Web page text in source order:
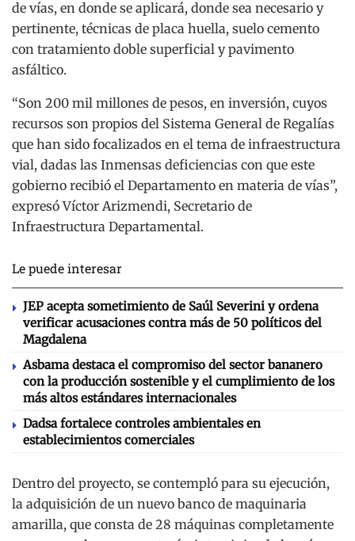
de vías, en donde se aplicará, donde sea necesario y
pertinente, técnicas de placa huella, suelo cemento
con tratamiento doble superficial y pavimento
asfáltico.
“Son 200 mil millones de pesos, en inversión, cuyos
recursos son propios del Sistema General de Regalías
que han sido focalizados en el tema de infraestructura
vial, dadas las Inmensas deficiencias con que este
gobierno recibió el Departamento en materia de vías”,
expresó Víctor Arizmendi, Secretario de
Infraestructura Departamental.
Le puede interesar
JEP acepta sometimiento de Saúl Severini y ordena
verificar acusaciones contra más de 50 políticos del
Magdalena
Asbama destaca el compromiso del sector bananero
con la producción sostenible y el cumplimiento de los
más altos estándares internacionales
Dadsa fortalece controles ambientales en
establecimientos comerciales
Dentro del proyecto, se contempló para su ejecución,
la adquisición de un nuevo banco de maquinaria
amarilla, que consta de 28 máquinas completamente